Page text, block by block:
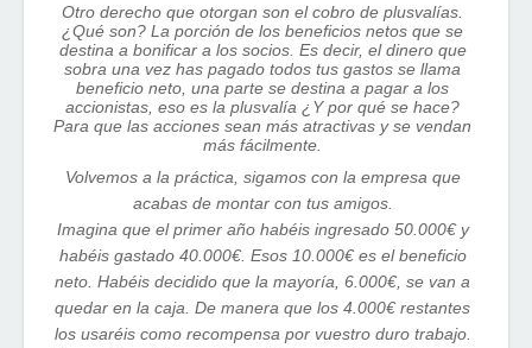
Otro derecho que otorgan son el cobro de plusvalías.
¿Qué son? La porción de los beneficios netos que se
destina a bonificar a los socios. Es decir, el dinero que
sobra una vez has pagado todos tus gastos se llama
beneficio neto, una parte se destina a pagar a los
accionistas, eso es la plusvalía ¿Y por qué se hace?
Para que las acciones sean más atractivas y se vendan
más fácilmente.
Volvemos a la práctica, sigamos con la empresa que
acabas de montar con tus amigos.
Imagina que el primer año habéis ingresado 50.000€ y
habéis gastado 40.000€. Esos 10.000€ es el beneficio
neto. Habéis decidido que la mayoría, 6.000€, se van a
quedar en la caja. De manera que los 4.000€ restantes
los usaréis como recompensa por vuestro duro trabajo.